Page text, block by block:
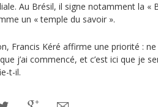
Au Brésil, il signe notamment la «
un « temple du savoir ».
Francis Kéré affirme une priorité :
que j’ai commencé, et c’est ici que je
t-il.